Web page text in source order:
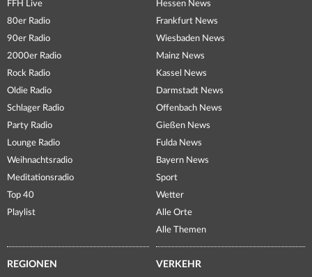
FFH Live
80er Radio
90er Radio
2000er Radio
Rock Radio
Oldie Radio
Schlager Radio
Party Radio
Lounge Radio
Weihnachtsradio
Meditationsradio
Top 40
Playlist
Hessen News
Frankfurt News
Wiesbaden News
Mainz News
Kassel News
Darmstadt News
Offenbach News
Gießen News
Fulda News
Bayern News
Sport
Wetter
Alle Orte
Alle Themen
REGIONEN VERKEHR